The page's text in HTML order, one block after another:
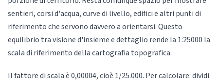
sentieri, corsi d'acqua, curve di livello, edifici e altri punti di
riferimento che servono davvero a orientarsi. Questo
equilibrio tra visione d'insieme e dettaglio rende la 1:25000 la
scala di riferimento della cartografia topografica.
Il fattore di scala è 0,00004, cioè 1/25.000. Per calcolare: dividi